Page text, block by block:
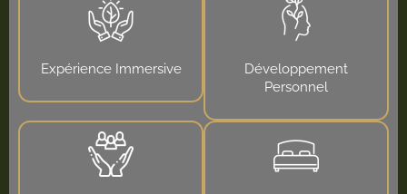
Expérience Immersive
Développement
Personnel